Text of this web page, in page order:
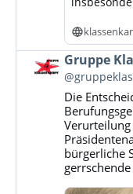
Beitrag
von
Gruppe
Klassenkampf
Bluesky
ansehen
Gruppe
Die
bürgerliche
gerrschende